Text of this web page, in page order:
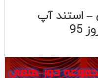
– استند آپ